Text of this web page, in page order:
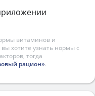
витаминов и
хотите узнать нормы с
тогда
рацион».